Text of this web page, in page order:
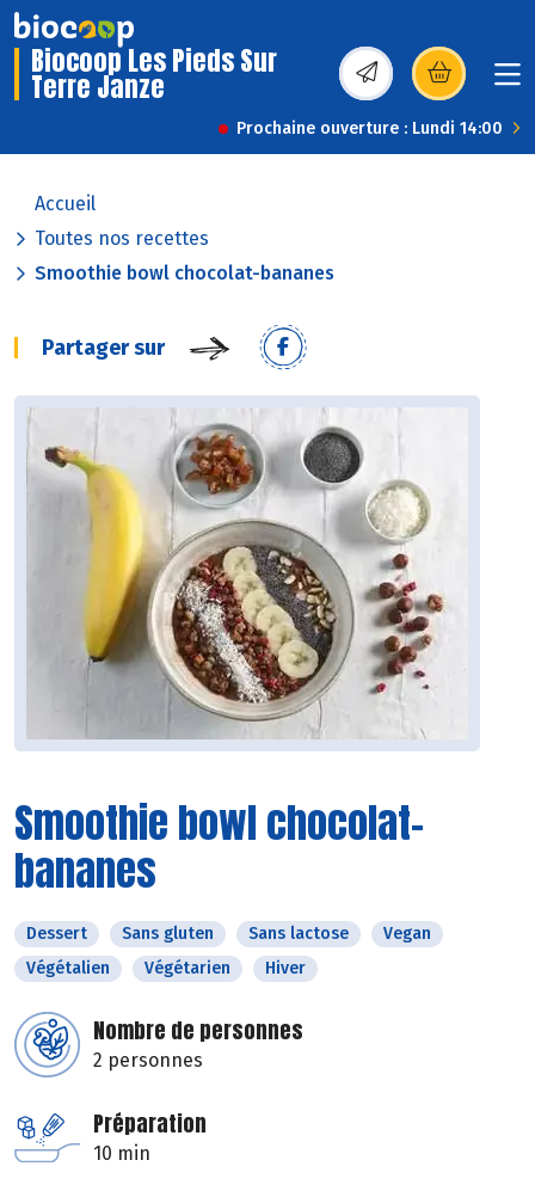
Biocoop Les Pieds Sur
Terre Janze (s’ouvre dans une
Prochaine ouverture : Lundi 14:00
Accueil
Toutes nos recettes
Smoothie bowl chocolat-bananes
Partager sur
Smoothie bowl chocolat-
bananes
Dessert Sans gluten Sans lactose
Vegan
Végétalien
Végétarien Hiver
Nombre de personnes
2 personnes
Préparation
10 min